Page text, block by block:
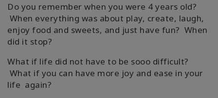
Do you remember when you were 4 years old?
When everything was about play, create, laugh,
enjoy food and sweets, and just have fun? When
did it stop?
What if life did not have to be sooo difficult?
What if you can have more joy and ease in your
life again?